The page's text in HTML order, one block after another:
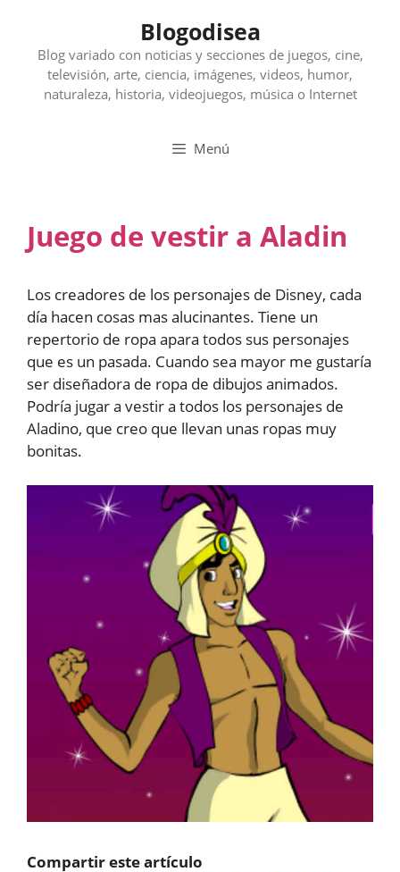
contenido
Blogodisea
Blog variado con noticias y secciones de juegos, cine,
televisión, arte, ciencia, imágenes, videos, humor,
naturaleza, historia, videojuegos, música o Internet
Menú
Juego de vestir a Aladin
Los creadores de los personajes de Disney, cada
día hacen cosas mas alucinantes. Tiene un
repertorio de ropa apara todos sus personajes
que es un pasada. Cuando sea mayor me gustaría
ser diseñadora de ropa de dibujos animados.
Podría jugar a vestir a todos los personajes de
Aladino, que creo que llevan unas ropas muy
bonitas.
Compartir este artículo